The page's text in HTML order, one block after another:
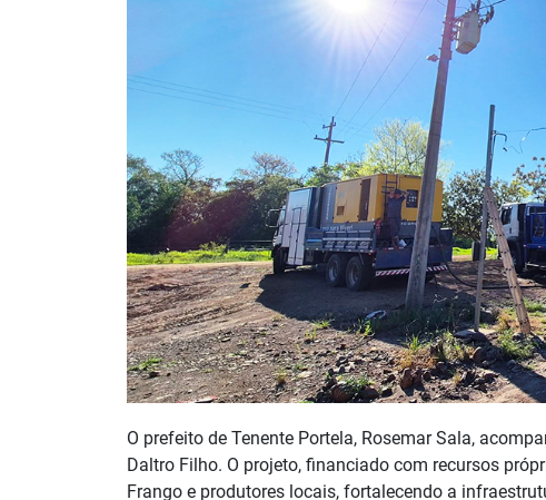
O prefeito de Tenente Portela, Rosemar Sala,
Daltro Filho. O projeto, financiado com recursos
Frango e produtores locais, fortalecendo a